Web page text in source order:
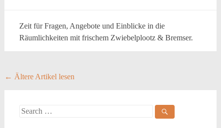
Zeit für Fragen, Angebote und Einblicke in die
Räumlichkeiten mit frischem Zwiebelplootz & Bremser.
Posts
← Ältere Artikel lesen
Search